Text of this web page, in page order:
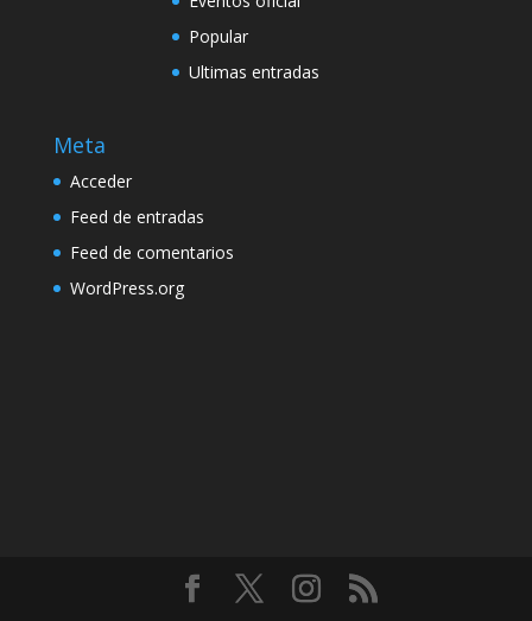
Popular
Ultimas entradas
Meta
Acceder
Feed de entradas
Feed de comentarios
WordPress.org